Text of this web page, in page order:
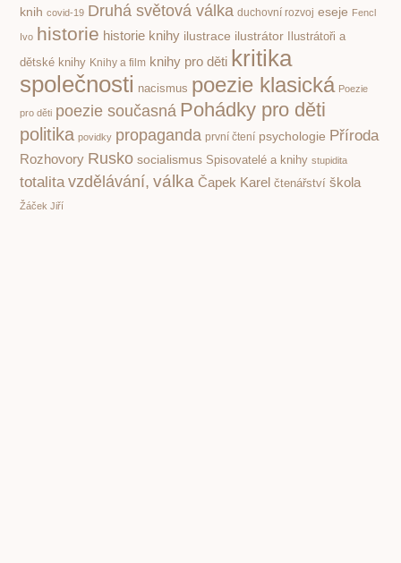
knih covid-19 Druhá světová válka duchovní rozvoj eseje Fencl
Ivo historie historie knihy ilustrace ilustrátor
Ilustrátoři a
dětské knihy Knihy a film knihy pro děti kritika
společnosti nacismus poezie klasická Poezie
pro děti poezie současná Pohádky pro děti
politika povidky propaganda první čtení psychologie Příroda
Rozhovory Rusko socialismus Spisovatelé a knihy stupidita
totalita vzdělávání, válka Čapek Karel čtenářství škola
Žáček Jiří